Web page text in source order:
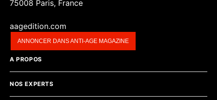
75008 Paris, France
aagedition.com
ANNONCER DANS ANTI-AGE MAGAZINE
A PROPOS
NOS EXPERTS